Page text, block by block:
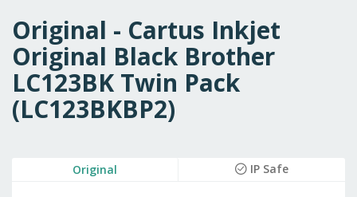
Original - Cartus Inkjet
Original Black Brother
LC123BK Twin Pack
(LC123BKBP2)
Original IP Safe